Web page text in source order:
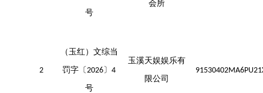
号
会所
2
（玉红）文综当
罚字〔 2026 〕 4
号
玉溪天娱娱乐有
限公司